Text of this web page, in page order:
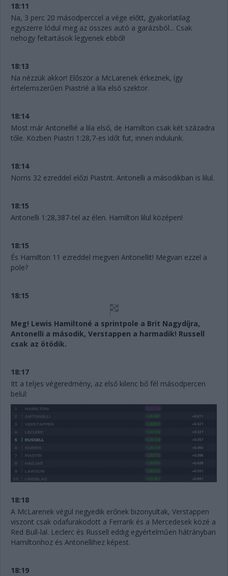
18:11
Na, 3 perc 20 másodperccel a vége előtt, gyakorlatilag
egyszerre lódul meg az összes autó a garázsból... Csak
nehogy feltartások legyenek ebből!
18:13
Na nézzük akkor! Először a McLarenek érkeznek, így
értelemszerűen Piastrié a lila első szektor.
18:14
Most már Antonellié a lila első, de Hamilton csak két századra
tőle. Közben Piastri 1:28,7-es időt fut, innen indulunk.
18:14
Norris 32 ezreddel előzi Piastrit. Antonelli a másodikban is lilul.
18:15
Antonelli 1:28,387-tel az élen. Hamilton lilul középen!
18:15
És Hamilton 11 ezreddel megveri Antonellit! Megvan ezzel a
pole?
18:15
Meg! Lewis Hamiltoné a sprintpole a Brit Nagydíjra,
Antonelli a második, Verstappen a harmadik! Russell
csak az ötödik.
18:17
Itt a teljes végeredmény, az első kilenc bő fél másodpercen
belül:
18:18
A McLarenek végül negyedik erőnek bizonyultak, Verstappen
viszont csak odafurakodott a Ferrarik és a Mercedesek közé a
Red Bull-lal. Leclerc és Russell eddig egyértelműen hátrányban
Hamiltonhoz és Antonellihez képest.
18:19